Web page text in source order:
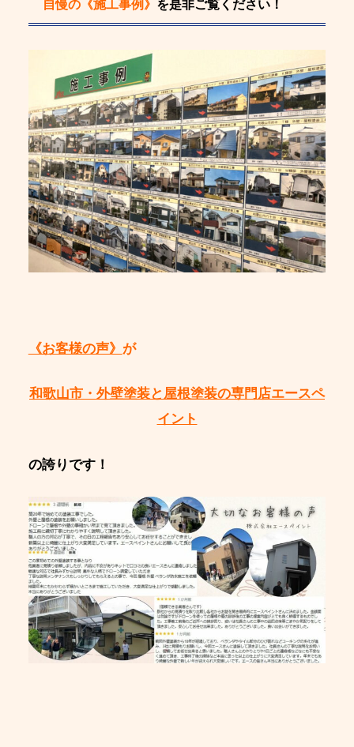
自慢の《施工事例》 を是非ご覧ください！
《お客様の声》 が
和歌山市・外壁塗装と屋根塗装の専門店エースペ
イント
の誇りです！